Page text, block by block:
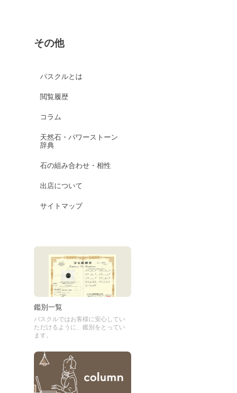
その他
パスクルとは
閲覧履歴
コラム
天然石・パワーストーン
辞典
石の組み合わせ・相性
出店について
サイトマップ
鑑別一覧
パスクルではお客様に安心してい
ただけるように、鑑別をとってい
ます。